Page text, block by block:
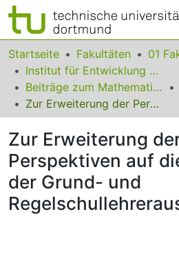
Bereiche & Sammlungen
Das gesamte Repositorium
Statistiken
FAQ
Leitlinien
Zurück zur Startseite
Startseite Fakultäten
Institut für Entwicklung und Erforschung des Mathematikunterrichts
Beiträge zum Mathematikunterricht
Zur Erweiterung der Perspektiven auf die Analysis in der Grund- und Regelschullehrerausbildung
Zur Erweiterung
Perspektiven auf
der Grund- und